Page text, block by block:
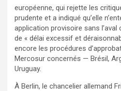
européenne, qui rejette les
prudente et a indiqué qu’elle
application provisoire sans
de « délai excessif et
encore les procédures
Mercosur concernés — Brésil,
Uruguay.
À Berlin, le chancelier allemand